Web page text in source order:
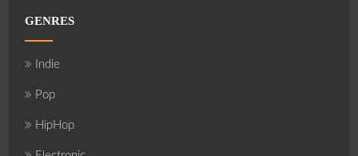
GENRES
Indie
Pop
HipHop